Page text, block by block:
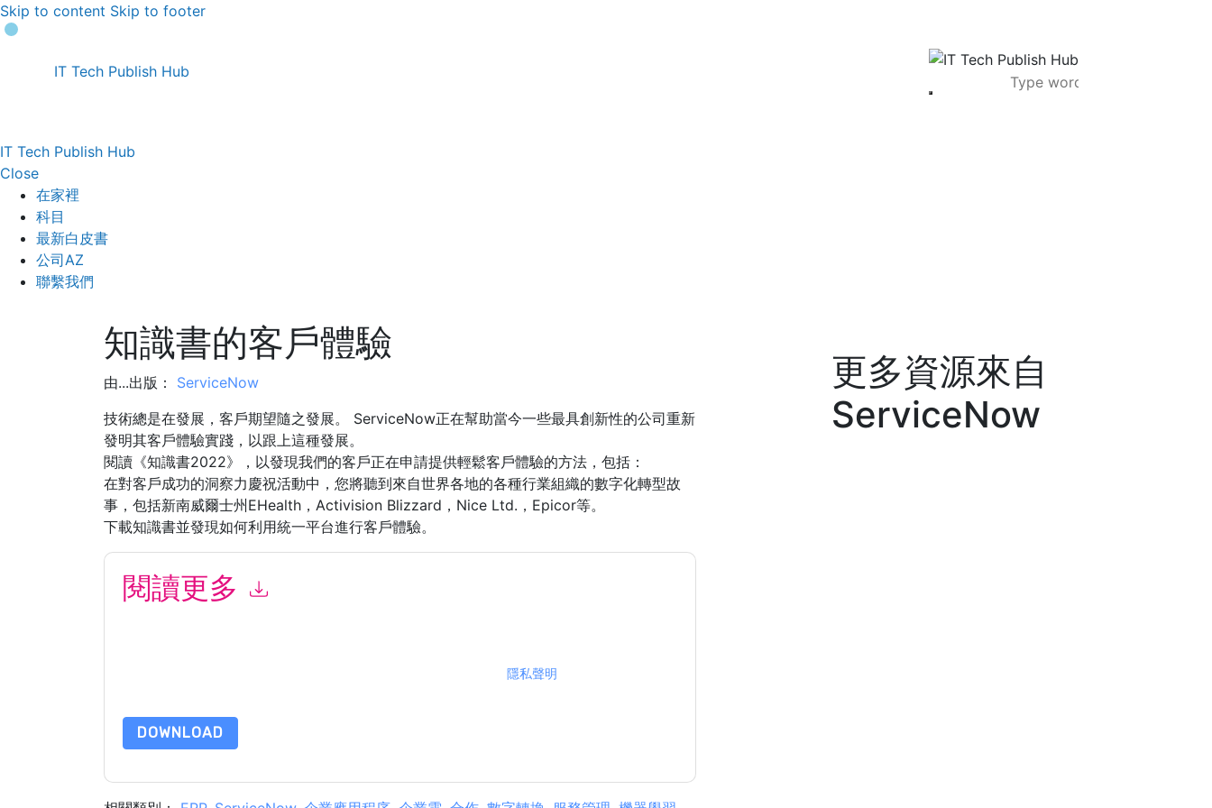
Skip to content Skip to footer
IT Tech Publish Hub
IT Tech Publish Hub
Close
在家裡
科目
最新白皮書
公司AZ
聯繫我們
知識書的客戶體驗
由...出版： ServiceNow
技術總是在發展，客戶期望隨之發展。 ServiceNow正在幫助當今一些最具創新性的公司重新
發明其客戶體驗實踐，以跟上這種發展。
閱讀《知識書2022》，以發現我們的客戶正在申請提供輕鬆客戶體驗的方法，包括：
在對客戶成功的洞察力慶祝活動中，您將聽到來自世界各地的各種行業組織的數字化轉型故
事，包括新南威爾士州EHealth，Activision Blizzard，Nice Ltd.，Epicor等。
下載知識書並發現如何利用統一平台進行客戶體驗。
閱讀更多
隱私聲明
DOWNLOAD
更多資源來自
ServiceNow